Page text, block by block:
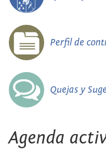
Perfil de
Quejas y
Agenda